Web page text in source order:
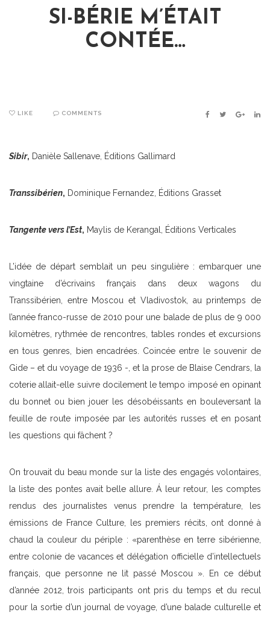
SI-BÉRIE M’ÉTAIT
CONTÉE…
LIKE COMMENTS FACEBOOK
TWITTER
Sibir, Danièle Sallenave, Éditions Gallimard
Transsibérien, Dominique Fernandez, Éditions Grasset
Tangente vers l’Est, Maylis de Kerangal, Éditions Verticales
L’idée de départ semblait un peu singulière : embarquer une
vingtaine d’écrivains français dans deux wagons du
Transsibérien, entre Moscou et Vladivostok, au printemps de
l’année franco-russe de 2010 pour une balade de plus de 9 000
kilomètres, rythmée de rencontres, tables rondes et excursions
en tous genres, bien encadrées. Coincée entre le souvenir de
Gide – et du voyage de 1936 -, et la prose de Blaise Cendrars, la
coterie allait-elle suivre docilement le tempo imposé en opinant
du bonnet ou bien jouer les désobéissants en bouleversant la
feuille de route imposée par les autorités russes et en posant
les questions qui fâchent ?
On trouvait du beau monde sur la liste des engagés volontaires,
la liste des pontes avait belle allure. Á leur retour, les comptes
rendus des journalistes venus prendre la température, les
émissions de France Culture, les premiers récits, ont donné à
chaud la couleur du périple : «parenthèse en terre sibérienne,
entre colonie de vacances et délégation officielle d’intellectuels
français, que personne ne lit passé Moscou ». En ce début
d’année 2012, trois participants ont pris du temps et du recul
pour la sortie d’un journal de voyage, d’une balade culturelle et